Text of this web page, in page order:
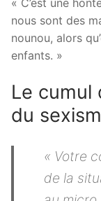
« C’est une
nous sont des
nounou, alors
enfants. »
Le cumul
du
« Votre
de la